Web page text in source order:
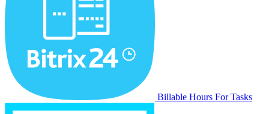
Billable Hours For Tasks